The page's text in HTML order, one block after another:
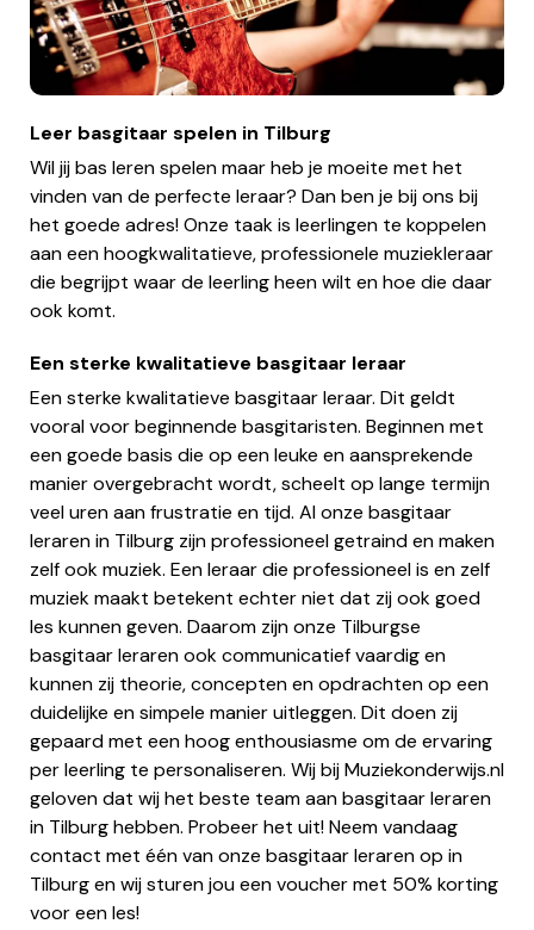
Leer basgitaar spelen in Tilburg
Wil jij bas leren spelen maar heb je moeite met het
vinden van de perfecte leraar? Dan ben je bij ons bij
het goede adres! Onze taak is leerlingen te koppelen
aan een hoogkwalitatieve, professionele muziekleraar
die begrijpt waar de leerling heen wilt en hoe die daar
ook komt.
Een sterke kwalitatieve basgitaar leraar
Een sterke kwalitatieve basgitaar leraar. Dit geldt
vooral voor beginnende basgitaristen. Beginnen met
een goede basis die op een leuke en aansprekende
manier overgebracht wordt, scheelt op lange termijn
veel uren aan frustratie en tijd. Al onze basgitaar
leraren in Tilburg zijn professioneel getraind en maken
zelf ook muziek. Een leraar die professioneel is en zelf
muziek maakt betekent echter niet dat zij ook goed
les kunnen geven. Daarom zijn onze Tilburgse
basgitaar leraren ook communicatief vaardig en
kunnen zij theorie, concepten en opdrachten op een
duidelijke en simpele manier uitleggen. Dit doen zij
gepaard met een hoog enthousiasme om de ervaring
per leerling te personaliseren. Wij bij Muziekonderwijs.nl
geloven dat wij het beste team aan basgitaar leraren
in Tilburg hebben. Probeer het uit! Neem vandaag
contact met één van onze basgitaar leraren op in
Tilburg en wij sturen jou een voucher met 50% korting
voor een les!